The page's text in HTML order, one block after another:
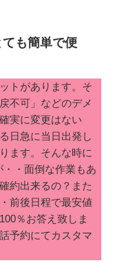
も簡単で便
トがあります。そ
不可」などのデメ
実に変更はない
日急に当日出発し
ます。そんな時に
・面倒な作業もあ
約出来るの？また
前後日程で最安値
％お答え致しま
予約にてカスタマ